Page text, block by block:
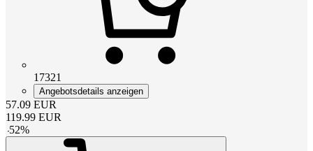
17321
Angebotsdetails anzeigen
57.09 EUR
119.99 EUR
-52%